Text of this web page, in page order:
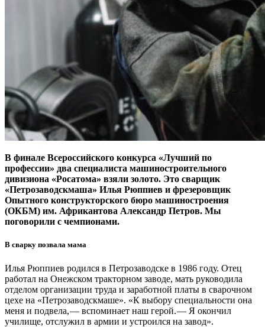
В финале Всероссийского конкурса «Лучший по
профессии» два специалиста машиностроительного
дивизиона «Росатома» взяли золото. Это сварщик
«Петрозаводскмаша» Илья Рюппиев и фрезеровщик
Опытного конструкторского бюро машиностроения
(ОКБМ) им. Африкантова Александр Петров. Мы
поговорили с чемпионами.
В сварку позвала мама
Илья Рюппиев родился в Петрозаводске в 1986 году. Отец
работал на Онежском тракторном заводе, мать руководила
отделом организации труда и заработной платы в сварочном
цехе на «Петрозаводскмаше». «К выбору специальности она
меня и подвела, — ​вспоминает наш герой. — ​Я окончил
училище, отслужил в армии и устроился на завод».